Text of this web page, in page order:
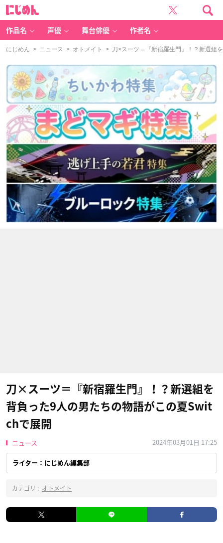
作品名 声優 舞台俳優 作者名
にじめん > ニュース > オトメイト > 刀×スーツ＝『新宿羅生門』！？新選組
刀×スーツ＝『新宿羅生門』！？新選組を
背負った9人の男たちの物語がこの夏Swit
chで展開
ニュース 2024年03月01日 17:25
ライター：にじめん編集部
カテゴリ : オトメイト